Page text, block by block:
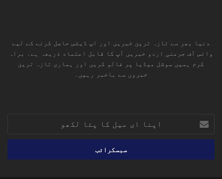
دنیا بھر سے تازہ ترین خبریں اور اپ ڈیٹس حاصل کرنے کے لیے
وائس آف جرمنی اردو خبریں آپ کا قابل اعتماد ذریعہ ہے۔ براہ
کرم ہمیں سوشل میڈیا پر فالو کریں اور ہماری تازہ ترین
خبروں سے باخبر رہیں۔
ای
میل
پتا